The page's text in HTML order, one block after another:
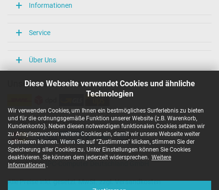
Diese Webseite verwendet Cookies und ähnliche
Technologien
Wir verwenden Cookies, um Ihnen ein bestmögliches Surferlebnis zu bieten
und für die ordnungsgemäße Funktion unserer Website (z.B. Warenkorb,
Kundenkonto). Neben diesen notwendigen funktionalen Cookies setzen wir
zu Anaylsezwecken weitere Cookies ein, damit wir unsere Webseite weiter
optimieren können. Wenn Sie auf "Zustimmen" klicken, stimmen Sie der
Speicherung aller Cookies zu. Unter Einstellungen können Sie Cookies
deaktivieren. Sie können dem jederzeit widersprechen. Weitere
Informationen .
Informationen
Service
Über Uns
Unsere Versandarten
Unsere Zahlarten
Copyright ©
Alle Preise inkl. gesetzl. MwSt. zzgl. Versandkosten